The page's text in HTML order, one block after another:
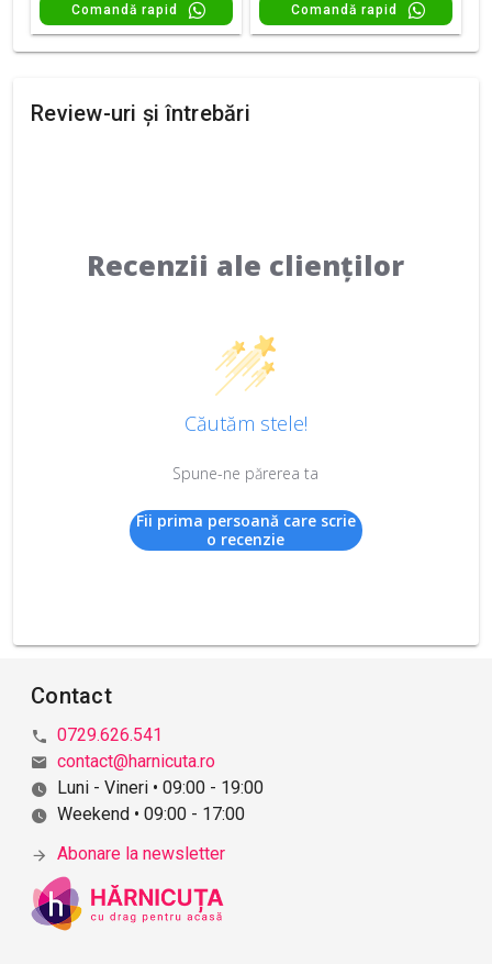
Comandă rapid Comandă rapid
Review-uri și întrebări
Recenzii ale clienților
Căutăm stele!
Spune-ne părerea ta
Fii prima persoană care scrie
o recenzie
Contact
0729.626.541
contact@harnicuta.ro
Luni - Vineri • 09:00 - 19:00
Weekend • 09:00 - 17:00
Abonare la newsletter